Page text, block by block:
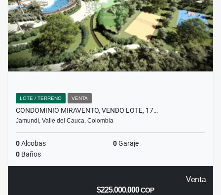
LOTE / TERRENO VENTA
CONDOMINIO MIRAVENTO, VENDO LOTE, 17…
Jamundí, Valle del Cauca, Colombia
0Alcobas 0Garaje
0 Baños
Venta
$225.000.000COP